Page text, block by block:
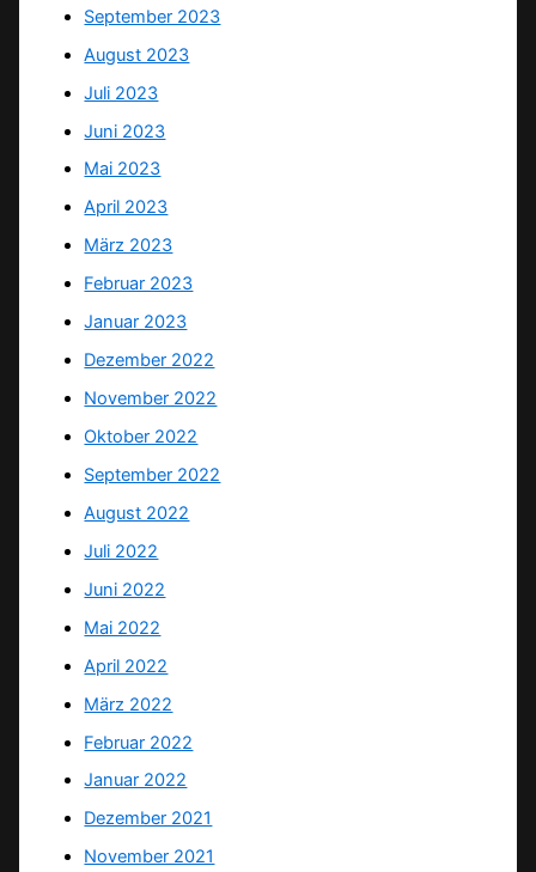
September 2023
August 2023
Juli 2023
Juni 2023
Mai 2023
April 2023
März 2023
Februar 2023
Januar 2023
Dezember 2022
November 2022
Oktober 2022
September 2022
August 2022
Juli 2022
Juni 2022
Mai 2022
April 2022
März 2022
Februar 2022
Januar 2022
Dezember 2021
November 2021